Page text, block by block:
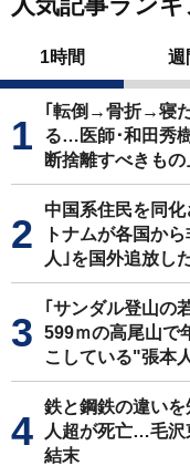
1時間 週
｢転倒→骨折→寝
る…医師･和田秀
断捨離すべきもの
中国系住民を同
トナムが各国か
人｣を国外追放し
｢サンダル登山の
599ｍの高尾山で
こしている"張本
鉄と鋼鉄の違い
人超が死亡…毛沢
結末